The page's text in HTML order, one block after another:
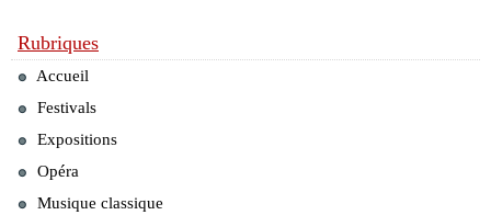
Rubriques
Accueil
Festivals
Expositions
Opéra
Musique classique